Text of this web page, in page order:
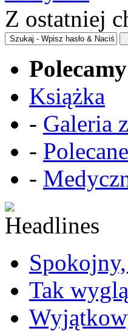
Z ostatniej
Książka
- Galeria
-
-
Tak